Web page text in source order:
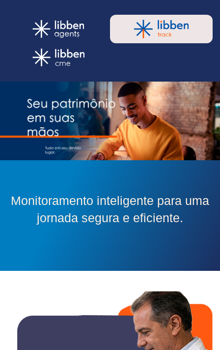
Monitoramento inteligente para uma
jornada segura e eficiente.